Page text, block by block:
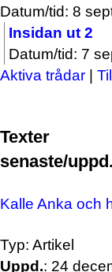
Datum/tid: 8
Insidan ut 2
Datum/tid: 7
Aktiva trådar |
Texter
senaste/uppd.
Kalle Anka och
Typ: Artikel
Uppd.: 24